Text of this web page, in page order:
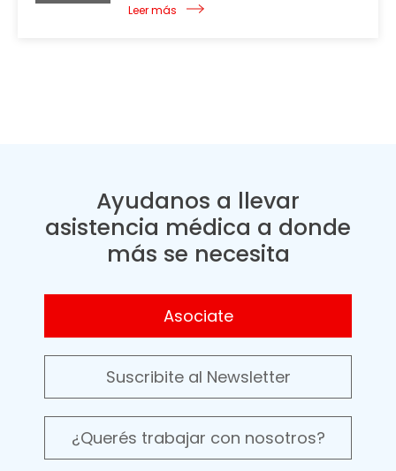
Leer más
Ayudanos a llevar
asistencia médica a donde
más se necesita
Asociate
Suscribite al Newsletter
¿Querés trabajar con nosotros?